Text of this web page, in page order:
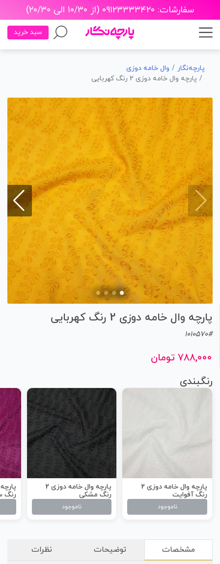
سفارشات: ۰۹۱۲۳۳۳۳۴۲۰ (از ۱۰/۳۰ الی ۲۰/۳۰)
سبد خرید
پارچه‌نگار
وال خامه دوزی
پارچه وال خامه دوزی 2 رنگ کهربایی
پارچه وال خامه دوزی 2 رنگ کهربایی
1010570#
۷۸۸,۰۰۰ تومان
رنگبندی
پارچه وال خامه دوزی 2
رنگ آفوایت
ناموجود
پارچه وال خامه دوزی 2
رنگ مشکی
ناموجود
رنگ
مشخصات توضیحات نظرات